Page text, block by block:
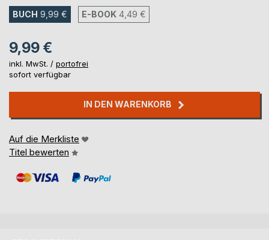
BUCH 9,99 € E-BOOK 4,49 €
9,99 €
inkl. MwSt. / portofrei
sofort verfügbar
IN DEN WARENKORB
Auf die Merkliste
Titel bewerten